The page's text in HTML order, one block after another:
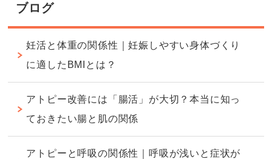
ブログ
妊活と体重の関係性｜妊娠しやすい身体づくり
に適したBMIとは？
アトピー改善には「腸活」が大切？本当に知っ
ておきたい腸と肌の関係
アトピーと呼吸の関係性｜呼吸が浅いと症状が